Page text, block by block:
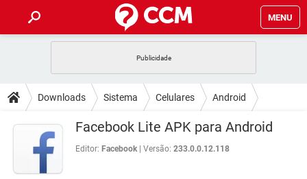
MENU
CELULAR FACEBOOK
OUTLOOK EXCEL
INSTAGRAM GMAIL
GUIA DE COMPRAS
DICAS
JOGOS WHATSAPP
CELULAR FACEBOOK
DOWNLOADS
JOGOS WHATSAPP
CELULAR
FÓRUM
Downloads Sistema Celulares Android
Facebook Lite APK para Android
Editor: Facebook Versão: 233.0.0.12.118